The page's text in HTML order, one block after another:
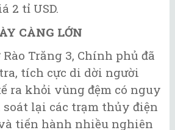
2 tỉ USD.
CÀNG LỚN
Rào Trăng 3, Chính phủ đã
tích cực di dời người
ra khỏi vùng đệm có nguy
soát lại các trạm thủy điện
tiến hành nhiều nghiên